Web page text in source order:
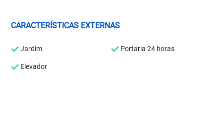
CARACTERÍSTICAS EXTERNAS
Jardim Portaria 24 horas
Elevador